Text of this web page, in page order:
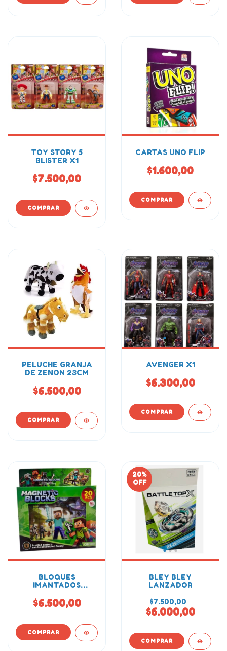
TOY STORY 5
BLISTER X1
$7.500,00
CARTAS UNO FLIP
$1.600,00
PELUCHE GRANJA
DE ZENON 23CM
$6.500,00
AVENGER X1
$6.300,00
BLOQUES
IMANTADOS
$6.500,00
20%
OFF
BLEY BLEY
LANZADOR
$7.500,00
$6.000,00